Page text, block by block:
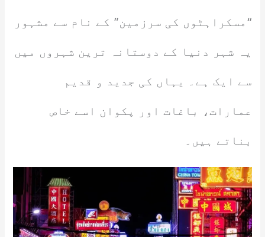
“مسکراہٹوں کی سرزمین” کے نام سے مشہور
یہ شہر دنیا کے دوستانہ ترین شہروں میں
سے ایک ہے۔ یہاں کی جدید و قدیم
عمارات، باغات اور پکوان اسے خاص
بناتے ہیں۔